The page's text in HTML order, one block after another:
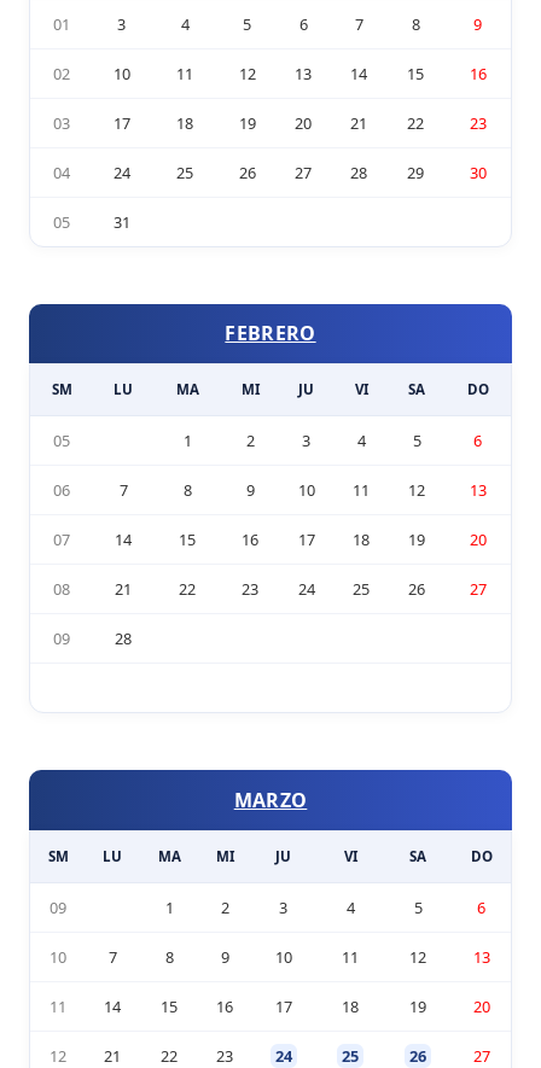
01 3 4 5 6 7 8 9
02 10 11 12 13 14 15 16
03 17 18 19 20 21 22 23
04 24 25 26 27 28 29 30
05 31
FEBRERO
SM LU MA MI JU VI SA DO
05 1 2 3 4 5 6
06 7 8 9 10 11 12 13
07 14 15 16 17 18 19 20
08 21 22 23 24 25 26 27
09 28
MARZO
SM LU MA MI JU VI SA DO
09 1 2 3 4 5 6
10 7 8 9 10 11 12 13
11 14 15 16 17 18 19 20
12 21 22 23 24 25 26 27